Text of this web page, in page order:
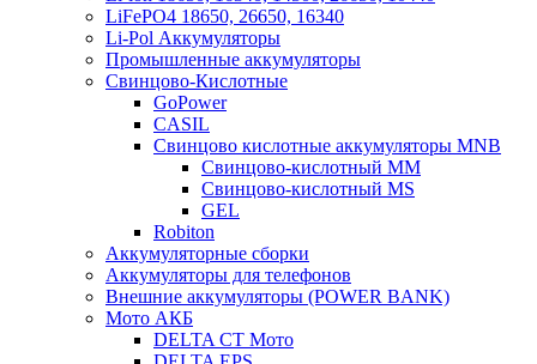
LiFePO4 18650, 26650, 16340
Li-Pol Аккумуляторы
Промышленные аккумуляторы
Свинцово-Кислотные
GoPower
CASIL
Свинцово кислотные аккумуляторы MNB
Cвинцово-кислотный MM
Cвинцово-кислотный MS
GEL
Robiton
Аккумуляторные сборки
Аккумуляторы для телефонов
Внешние аккумуляторы (POWER BANK)
Мото АКБ
DELTA CT Мото